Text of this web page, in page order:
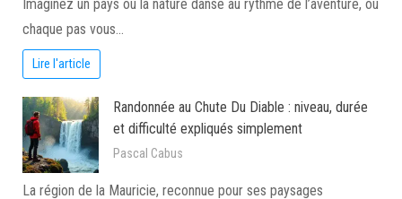
Imaginez un pays où la nature danse au rythme de l’aventure, où
chaque pas vous…
Lire l'article
Randonnée au Chute Du Diable : niveau, durée
et difficulté expliqués simplement
Pascal Cabus
La région de la Mauricie, reconnue pour ses paysages